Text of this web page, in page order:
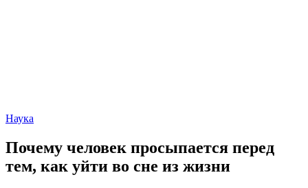
Наука
Почему человек просыпается перед
тем, как уйти во сне из жизни